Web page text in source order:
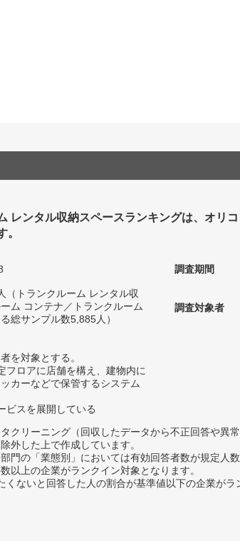
レンタル収納スペースランキングは、オリ
（トランクルーム レンタル収
ム コンテナ／トランクルーム
総サンプル数5,885人）
を対象とする。
フロアに店舗を構え、建物内に
カーなどで保管するシステム
ビスを展開している
調査期間
調査対象者
クリーニング（回収したデータから不正回答や異常
外した上で作成しています。
門の「業態別」においては有効回答者数が規定人
以上の企業がランクイン対象となります。
ないと回答した人の割合が基準値以下の企業がラ